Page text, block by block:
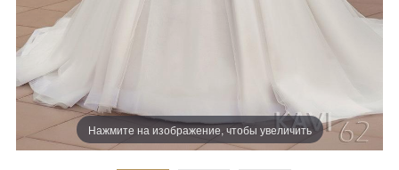
Нажмите на изображение, чтобы увеличить